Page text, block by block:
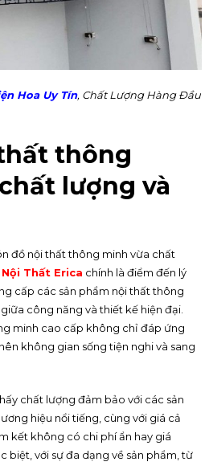
Hoa Uy Tín, Chất Lượng Hàng Đầu
thông
lượng và
đồ nội thất thông minh vừa chất
Nội Thất Erica chính là điểm đến lý
cấp các sản phẩm nội thất thông
công năng và thiết kế hiện đại.
minh cao cấp không chỉ đáp ứng
không gian sống tiện nghi và sang
chất lượng đảm bảo với các sản
hiệu nổi tiếng, cùng với giá cả
kết không có chi phí ẩn hay giá
biệt, với sự đa dạng về sản phẩm, từ